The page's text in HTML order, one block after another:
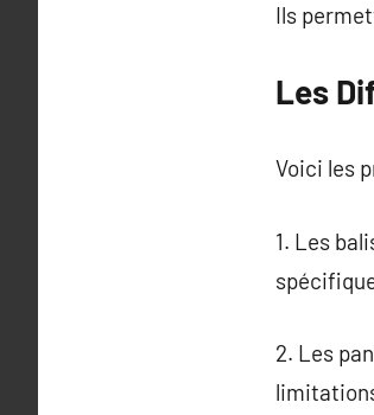
Ils
Les
Voici les
1. Les
2. Les